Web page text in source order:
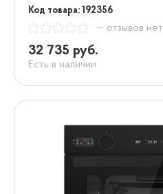
Код товара: 192356
— отзывов нет
32 735 руб.
Есть в наличии